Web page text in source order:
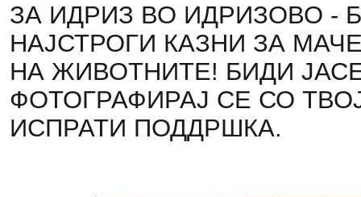
ЗА ИДРИЗ ВО ИДРИЗОВО -
НАЈСТРОГИ КАЗНИ ЗА
НА ЖИВОТНИТЕ! БИДИ
ФОТОГРАФИРАЈ СЕ СО
ИСПРАТИ ПОДДРШКА.